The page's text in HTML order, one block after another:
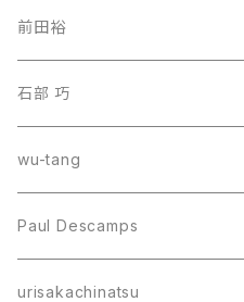
前田裕
石部 巧
wu-tang
Paul Descamps
urisakachinatsu